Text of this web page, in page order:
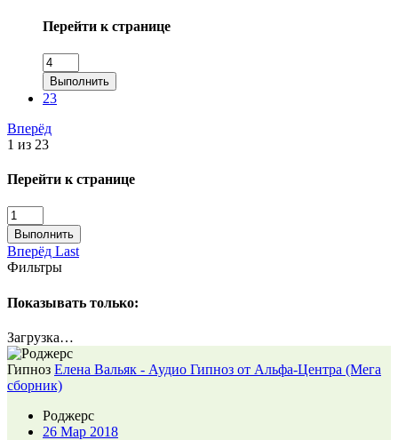
Перейти к странице
Выполнить
23
Вперёд
1 из 23
Перейти к странице
Выполнить
Вперёд Last
Фильтры
Показывать только:
Загрузка…
Гипноз Елена Вальяк - Аудио Гипноз от Альфа-Центра (Мега
сборник)
Роджерc
26 Мар 2018